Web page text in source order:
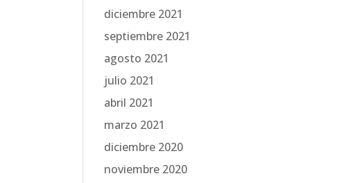
diciembre 2021
septiembre 2021
agosto 2021
julio 2021
abril 2021
marzo 2021
diciembre 2020
noviembre 2020